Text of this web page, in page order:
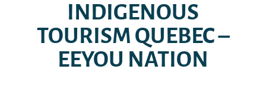
INDIGENOUS
TOURISM QUEBEC –
EEYOU NATION